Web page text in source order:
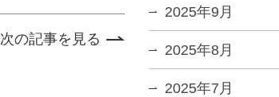
次の記事を見る
2025年9月
2025年8月
2025年7月